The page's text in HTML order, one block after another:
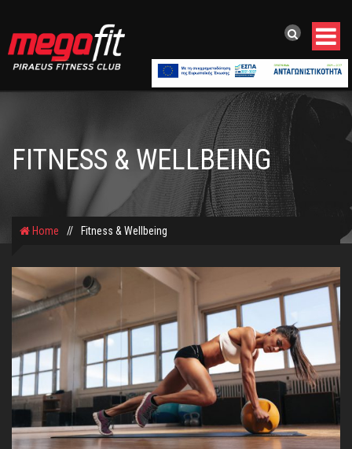
FITNESS & WELLBEING
Home // Fitness & Wellbeing